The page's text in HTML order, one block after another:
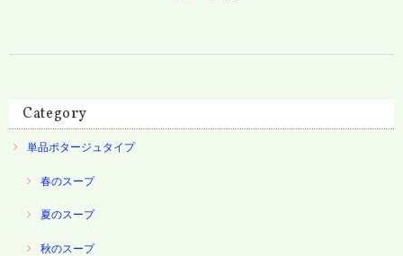
Category
単品ポタージュタイプ
春のスープ
夏のスープ
秋のスープ